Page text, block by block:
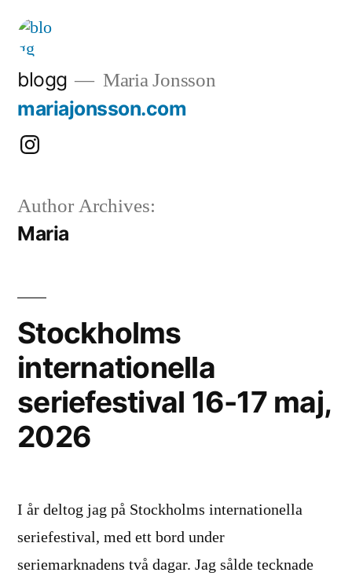
Skip
content
blogg Maria Jonsson
mariajonsson.com
Instagram:
Author Archives:
Maria
Stockholms
internationella
seriefestival 16-17 maj,
2026
I år deltog jag på Stockholms internationella
seriefestival, med ett bord under
seriemarknadens två dagar. Jag sålde tecknade